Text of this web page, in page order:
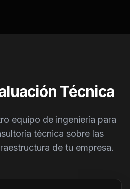
Técnica
equipo de ingeniería para
técnica sobre las
de tu empresa.